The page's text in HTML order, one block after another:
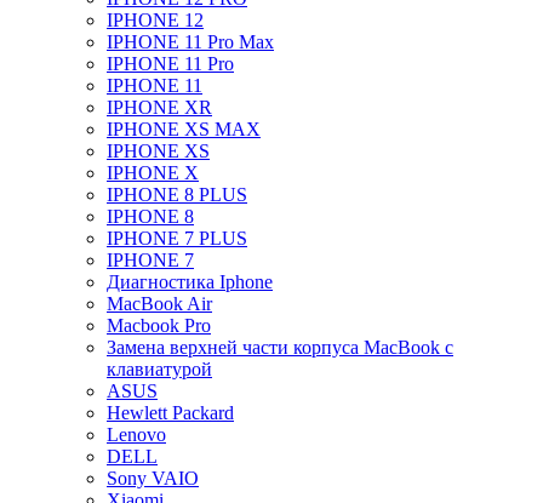
IPHONE 12
IPHONE 11 Pro Max
IPHONE 11 Pro
IPHONE 11
IPHONE XR
IPHONE XS MAX
IPHONE XS
IPHONE X
IPHONE 8 PLUS
IPHONE 8
IPHONE 7 PLUS
IPHONE 7
Диагностика Iphone
MacBook Air
Macbook Pro
Замена верхней части корпуса MacBook с
клавиатурой
ASUS
Hewlett Packard
Lenovo
DELL
Sony VAIO